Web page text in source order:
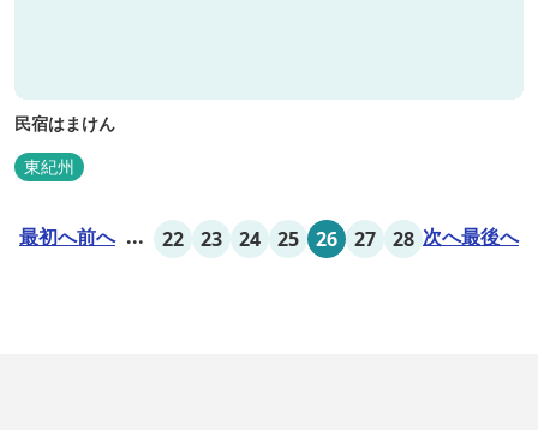
民宿はまけん
東紀州
最初へ前へ ... 22 23 24 25 26 27 28 次へ最後へ